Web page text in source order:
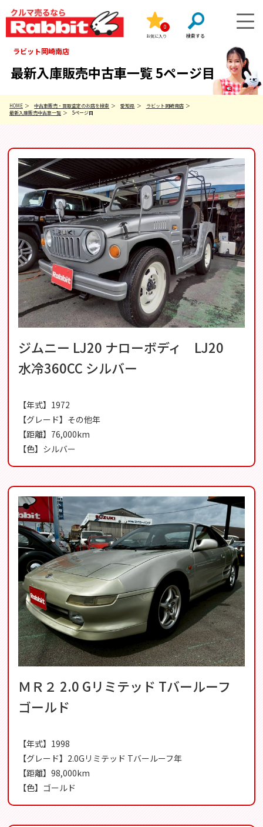
お気に入り
0
ラビット岡崎南店
最新入庫販売中古車一覧 5ページ目
HOME 中古車販売・買取査定のお店を検索 愛知県
ラビット岡崎南店
最新入庫販売中古車一覧
5ページ目
ジムニー LJ20 ナローボディ LJ20
水冷360CC シルバー
【年式】1972
【グレード】その他年
【距離】76,000km
【色】シルバー
ＭＲ２ 2.0 Gリミテッド Tバールーフ
ゴールド
【年式】1998
【グレード】2.0Gリミテッド Tバールーフ年
【距離】98,000km
【色】ゴールド